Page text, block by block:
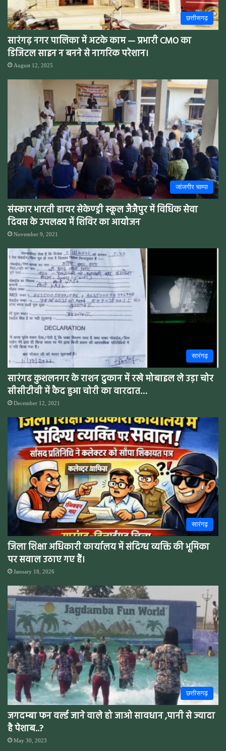
छत्तीसगढ़
सारंगढ़ नगर पालिका में अटके काम — प्रभारी CMO का
डिजिटल साइन न बनने से नागरिक परेशान।
August 12, 2025
जांजगीर चाम्पा
संस्कार भारती हायर सेकेण्ड्री स्कूल जैजैपुर में विधिक सेवा
दिवस के उपलक्ष्य में शिविर का आयोजन
November 9, 2021
सारंगढ़
सारंगढ कुशलनगर के राशन दुकान में रखे मोबाइल ले उड़ा चोर
सीसीटीवी में कैद हुआ चोरी का वारदात…
December 12, 2021
सारंगढ़
जिला शिक्षा अधिकारी कार्यालय में संदिग्ध व्यक्ति की भूमिका
पर सवाल उठाए गए हैं।
January 18, 2026
छत्तीसगढ़
जगदम्बा फन वर्ल्ड जाने वाले हो जाओ सावधान ,पानी से ज्यादा
है पेशाब..?
May 30, 2023